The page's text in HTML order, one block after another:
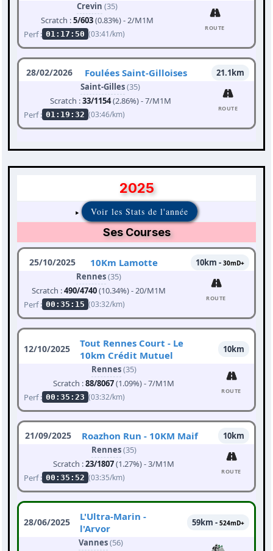
Crevin (35)
Scratch :5/603(0.83%) - 2/M1M
Perf : 01:17:50 (03:41/km)
ROUTE
28/02/2026 Foulées Saint-Gilloises
21.1km
Saint-Gilles(35)
Scratch :33/1154(2.86%) - 7/M1M
Perf : 01:19:32 (03:46/km)
ROUTE
2025
Voir les Stats de l'année
Ses Courses
25/10/2025 10Km Lamotte 10km - 30mD+
Rennes(35)
Scratch :490/4740(10.34%) - 20/M1M
Perf : 00:35:15 (03:32/km)
ROUTE
12/10/2025
Tout Rennes Court - Le
10km Crédit Mutuel
10km
Rennes(35)
Scratch :88/8067(1.09%) - 7/M1M
Perf : 00:35:23 (03:32/km)
ROUTE
21/09/2025 Roazhon Run - 10KM Maif
10km
Rennes(35)
Scratch :23/1807(1.27%) - 3/M1M
Perf : 00:35:52 (03:35/km)
ROUTE
28/06/2025
L'Ultra-Marin -
l'Arvor
59km - 524mD+
Vannes(56)